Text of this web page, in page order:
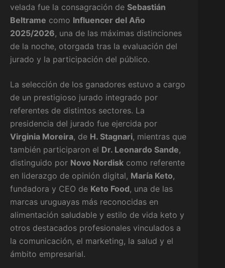
velada fue la consagración de Sebastián
Beltrame como Influencer del Año
2025/2026, una de las máximas distinciones
de la noche, otorgada tras la evaluación del
jurado y la participación del público.
La selección de los ganadores estuvo a cargo
de un prestigioso jurado integrado por
referentes de distintos sectores. La
presidencia del jurado fue ejercida por
Virginia Moreira, de H. Stagnari, mientras que
también participaron el Dr. Leonardo Sande,
distinguido por Novo Nordisk como referente
en liderazgo de opinión digital, María Keto,
fundadora y CEO de Keto Food, una de las
marcas uruguayas más reconocidas en
alimentación saludable y estilo de vida keto y
otros destacados profesionales vinculados a
la comunicación, el marketing, la salud y el
ámbito empresarial.